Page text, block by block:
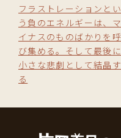
フラストレーションとい
う負のエネルギーは、マ
イナスのものばかりを呼
び集める。そして最後に
小さな悲劇として結晶す
る